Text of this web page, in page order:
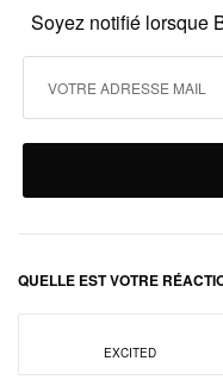
Soyez notifié lorsque
QUELLE EST VOTRE
EXCITED